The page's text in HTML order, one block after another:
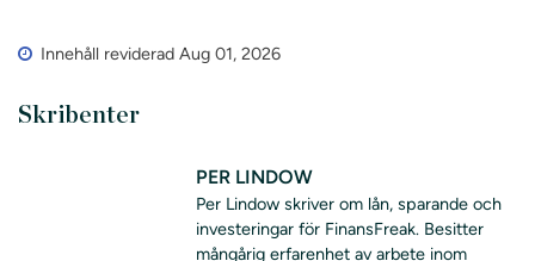
Innehåll reviderad Aug 01, 2026
Skribenter
PER LINDOW
Per Lindow skriver om lån, sparande och
investeringar för FinansFreak. Besitter
mångårig erfarenhet av arbete inom